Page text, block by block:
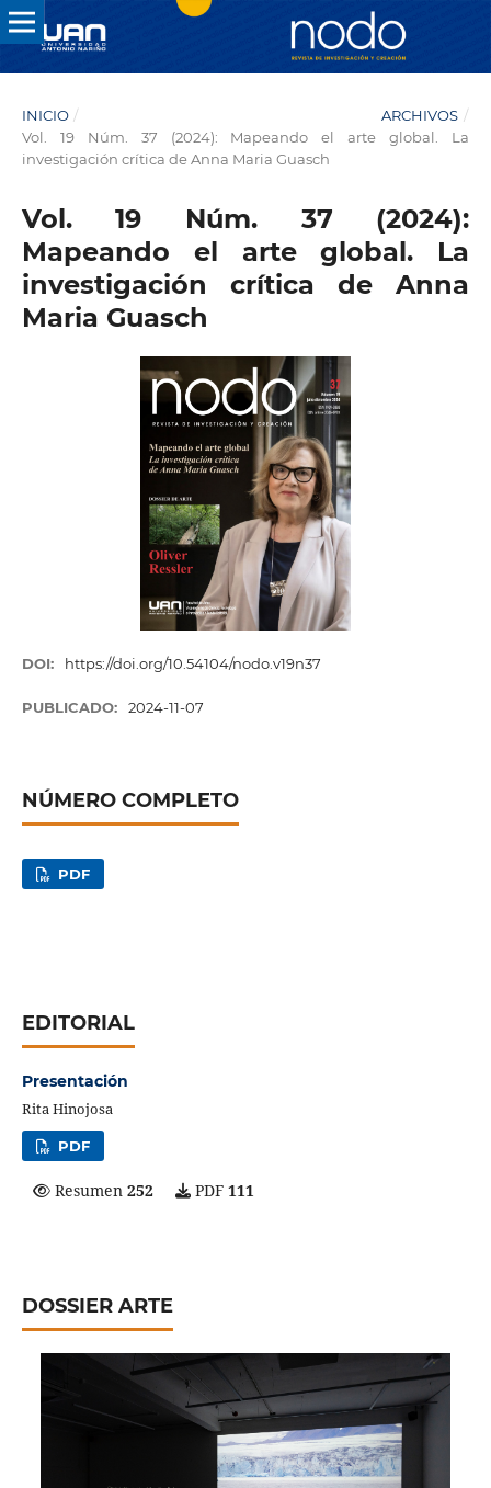
INICIO / ARCHIVOS /
Vol. 19 Núm. 37 (2024): Mapeando el arte global. La
investigación crítica de Anna Maria Guasch
Vol. 19 Núm. 37 (2024):
Mapeando el arte global. La
investigación crítica de Anna
Maria Guasch
DOI: https://doi.org/10.54104/nodo.v19n37
PUBLICADO: 2024-11-07
NÚMERO COMPLETO
PDF
EDITORIAL
Presentación
Rita Hinojosa
PDF
Resumen 252 PDF 111
DOSSIER ARTE